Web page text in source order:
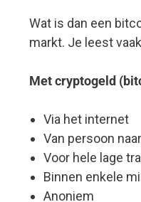
Wat is dan een
markt. Je leest
Met cryptogeld
Via het internet
Van persoon
Voor hele lage
Binnen enkele
Anoniem